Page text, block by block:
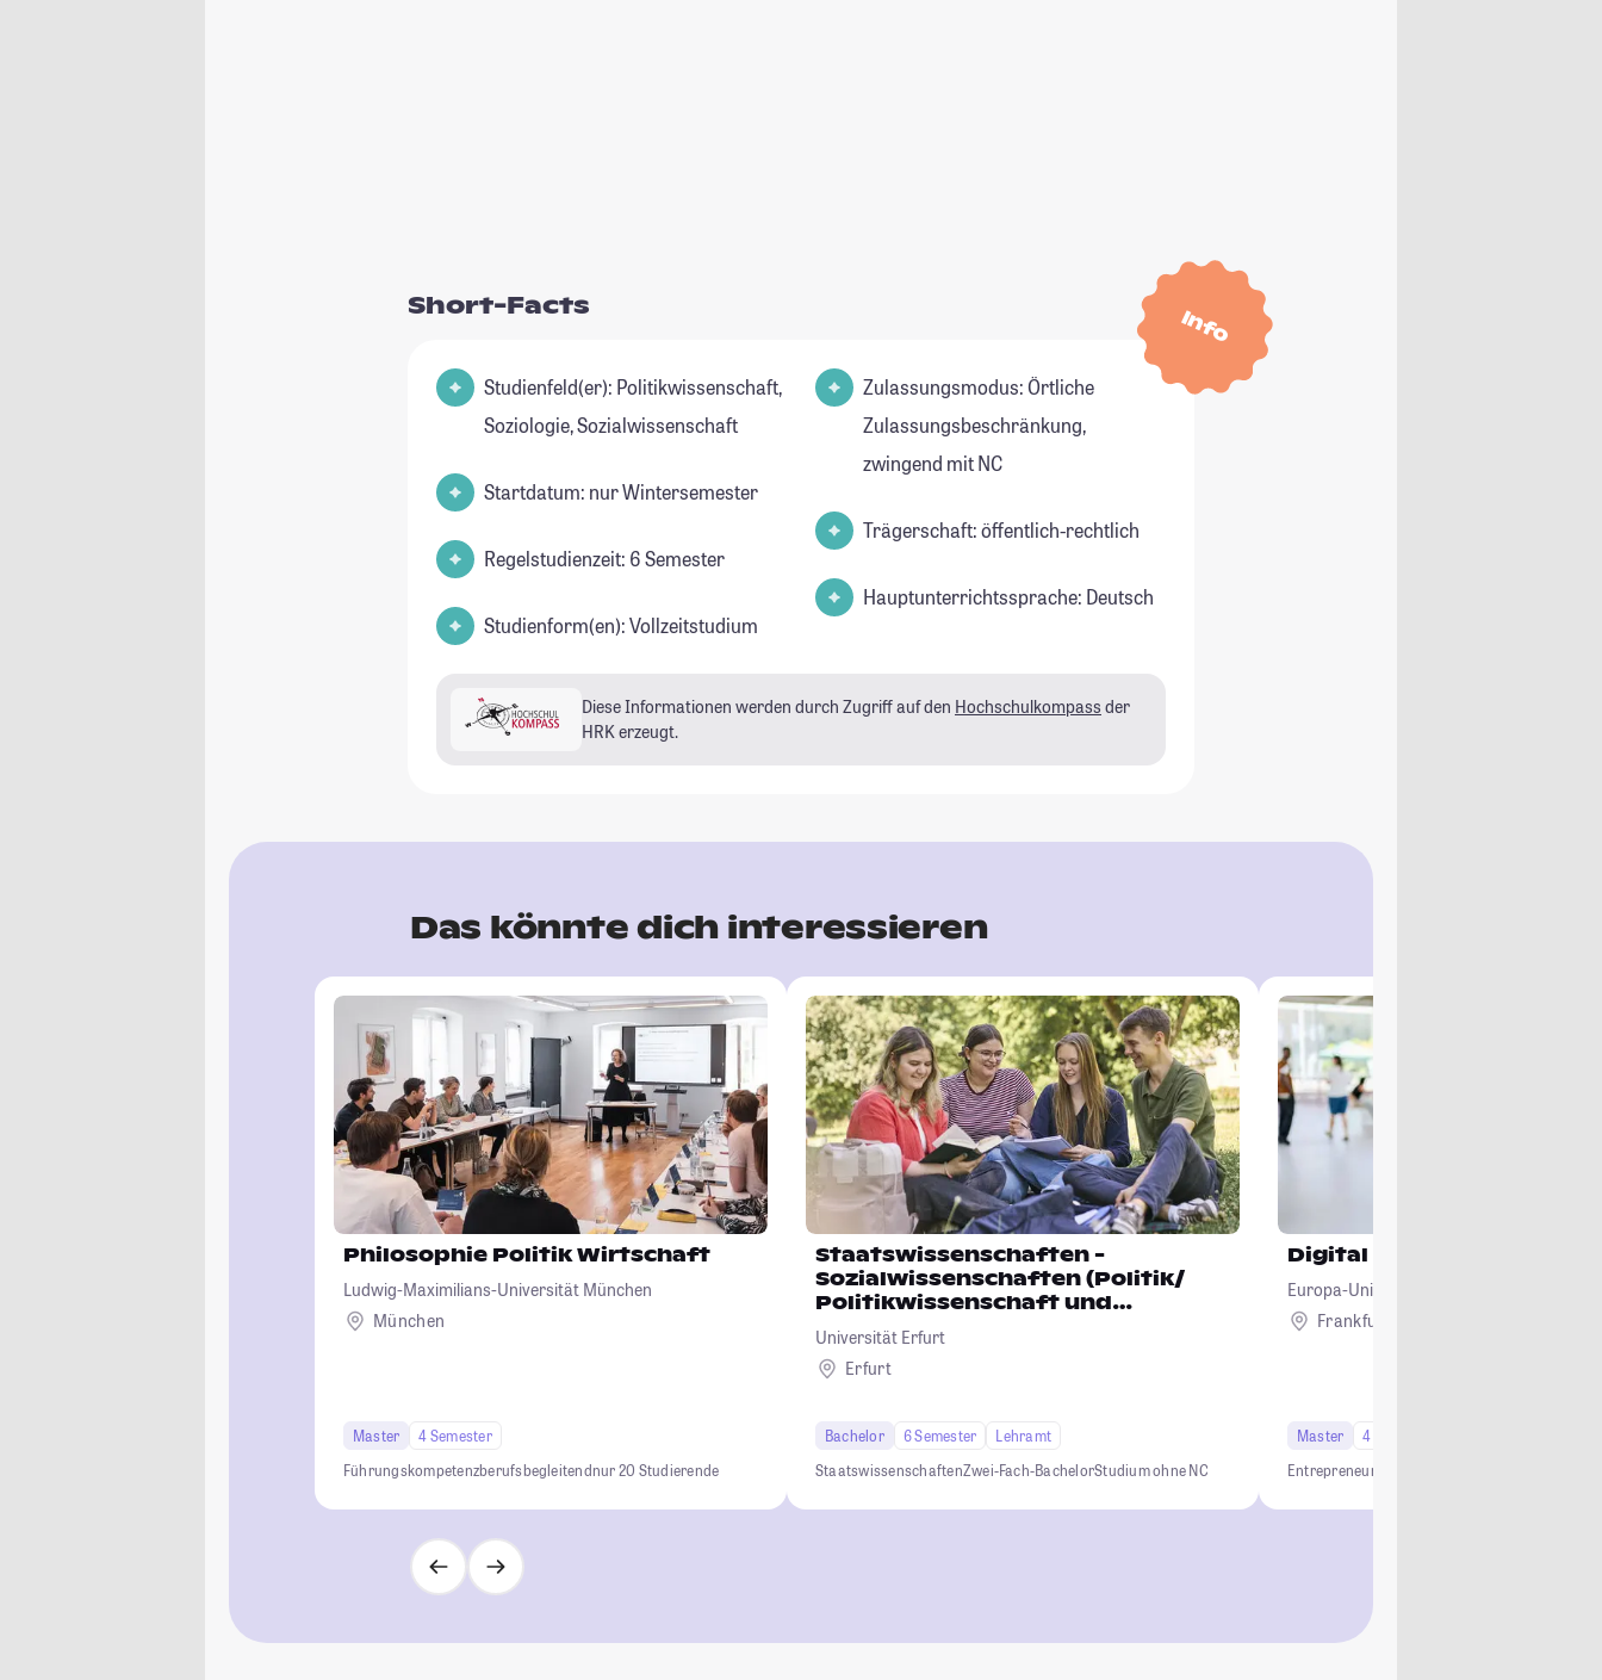
Info
Short-Facts
Studienfeld(er): Politikwissenschaft,
Soziologie, Sozialwissenschaft
Startdatum: nur Wintersemester
Regelstudienzeit: 6 Semester
Studienform(en): Vollzeitstudium
Zulassungsmodus: Örtliche
Zulassungsbeschränkung,
zwingend mit NC
Trägerschaft: öffentlich-rechtlich
Hauptunterrichtssprache: Deutsch
Diese Informationen werden durch Zugriff auf den Hochschulkompass der
HRK erzeugt.
Das könnte dich interessieren
Philosophie Politik Wirtschaft
Ludwig-Maximilians-Universität München
München
Master
4 Semester
Führungskompetenzberufsbegleitendnur 20 Studierende
Staatswissenschaften -
Sozialwissenschaften (Politik/
Politikwissenschaft und
Soziologie)
Universität Erfurt
Erfurt
Bachelor 6 Semester
Lehramt
StaatswissenschaftenZwei-Fach-BachelorStudium ohne NC
Digital Entrepreneurship
Europa-Universität Viadrina Frankfurt
Frankfurt (Oder)
Master 4 Semester
Entrepreneurship